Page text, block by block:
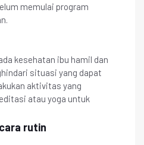
memulai program
kesehatan ibu hamil dan
situasi yang dapat
aktivitas yang
atau yoga untuk
rutin